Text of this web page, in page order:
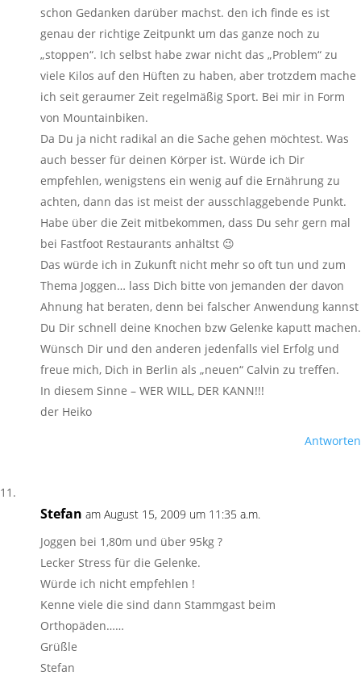
schon Gedanken darüber machst. den ich finde es ist
genau der richtige Zeitpunkt um das ganze noch zu
„stoppen“. Ich selbst habe zwar nicht das „Problem“ zu
viele Kilos auf den Hüften zu haben, aber trotzdem mache
ich seit geraumer Zeit regelmäßig Sport. Bei mir in Form
von Mountainbiken.
Da Du ja nicht radikal an die Sache gehen möchtest. Was
auch besser für deinen Körper ist. Würde ich Dir
empfehlen, wenigstens ein wenig auf die Ernährung zu
achten, dann das ist meist der ausschlaggebende Punkt.
Habe über die Zeit mitbekommen, dass Du sehr gern mal
bei Fastfoot Restaurants anhältst 😉
Das würde ich in Zukunft nicht mehr so oft tun und zum
Thema Joggen… lass Dich bitte von jemanden der davon
Ahnung hat beraten, denn bei falscher Anwendung kannst
Du Dir schnell deine Knochen bzw Gelenke kaputt machen.
Wünsch Dir und den anderen jedenfalls viel Erfolg und
freue mich, Dich in Berlin als „neuen“ Calvin zu treffen.
In diesem Sinne – WER WILL, DER KANN!!!
der Heiko
Antworten
Stefan am August 15, 2009 um 11:35 a.m.
Joggen bei 1,80m und über 95kg ?
Lecker Stress für die Gelenke.
Würde ich nicht empfehlen !
Kenne viele die sind dann Stammgast beim
Orthopäden……
Grüßle
Stefan